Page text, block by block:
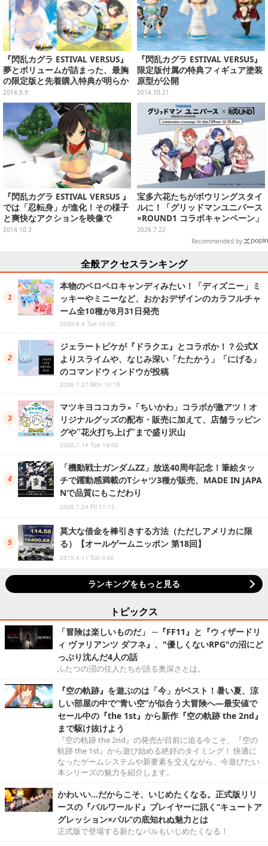
『閃乱カグラ ESTIVAL VERSUS』
夢とボリュームが詰まった、最胸
の限定版と先着購入特典が明らか
に
2014.9.9
『閃乱カグラ ESTIVAL VERSUS』
限定版付属の特典フィギュア塗装
原型が公開
2014.10.21
『閃乱カグラ ESTIVAL VERSUS 』
では「忍転身」が進化！その様子
と爽快なアクションを映像で
2014.10.3
宝多六花たちがボウリングスタイ
ルに！「グリッドマンユニバース
×ROUND1 コラボキャンペーン」
開催決定、企画やグッズ販売を実
2026.7.22
Recommended by
全般アクセスランキング
本物のペロペロキャンディみたい！「ディズニー」ミ
ッキーやミニーなど、おかおデザインのカラフルチャ
ーム全10種が8月31日発売
2026.8.4 Tue 16:00
ジェラートピケが『ドラクエ』とコラボか！？公式X
よりスライムや、なじみ深い「たたかう」「にげる」
のコマンドウィンドウが投稿
2026.7.27 Mon 10:15
マツキヨココカラ×「ちいかわ」コラボが激アツ！オ
リジナルグッズの配布・販売に加えて、店舗ラッピン
グや”花火打ち上げ”まで盛り沢山
2026.7.14 Tue 19:00
「機動戦士ガンダムZZ」放送40周年記念！筆絵タッ
チで躍動感満載のTシャツ3種が販売、MADE IN JAPA
Nで品質にもこだわり
2026.7.24 Fri 11:15
莫大な借金を棒引きする方法（ただしアメリカに限
る）【オールゲームニッポン 第18回】
2015.4.11 Sat 0:00
ランキングをもっと見る
トピックス
「冒険は楽しいものだ」 ─『FF11』と『ウィザードリ
ィ ヴァリアンツ ダフネ』、"優しくないRPG"の沼にど
っぷり沈んだ4人の話
ふたつの沼の住人たちが語る奥深さとは。
『空の軌跡』を遊ぶのは「今」がベスト！暑い夏、涼
しい部屋の中で“青い空”が似合う大冒険へ―最安値で
セール中の『the 1st』から新作『空の軌跡 the 2nd』
まで駆け抜けよう
『空の軌跡 the 2nd』の発売が目前に迫る今こそ、『空の
軌跡 the 1st』から遊び始める絶好のタイミング！ 快適に
なったゲームシステムや新要素を交えながら、今遊びたい
本シリーズの魅力を紹介します。
かわいい…だからこそ、いじめたくなる。正式版リリ
ースの『パルワールド』プレイヤーに訊く“キュートア
グレッション×パル”の底知れぬ魅力とは
正式版で登場する新たなパルもいじめたくなる！